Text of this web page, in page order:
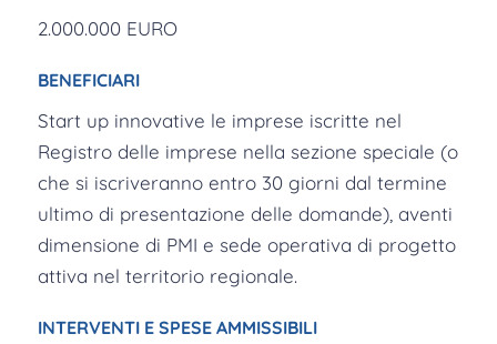
2.000.000 EURO
BENEFICIARI
Start up innovative le imprese iscritte nel
Registro delle imprese nella sezione speciale (o
che si iscriveranno entro 30 giorni dal termine
ultimo di presentazione delle domande), aventi
dimensione di PMI e sede operativa di progetto
attiva nel territorio regionale.
INTERVENTI E SPESE AMMISSIBILI